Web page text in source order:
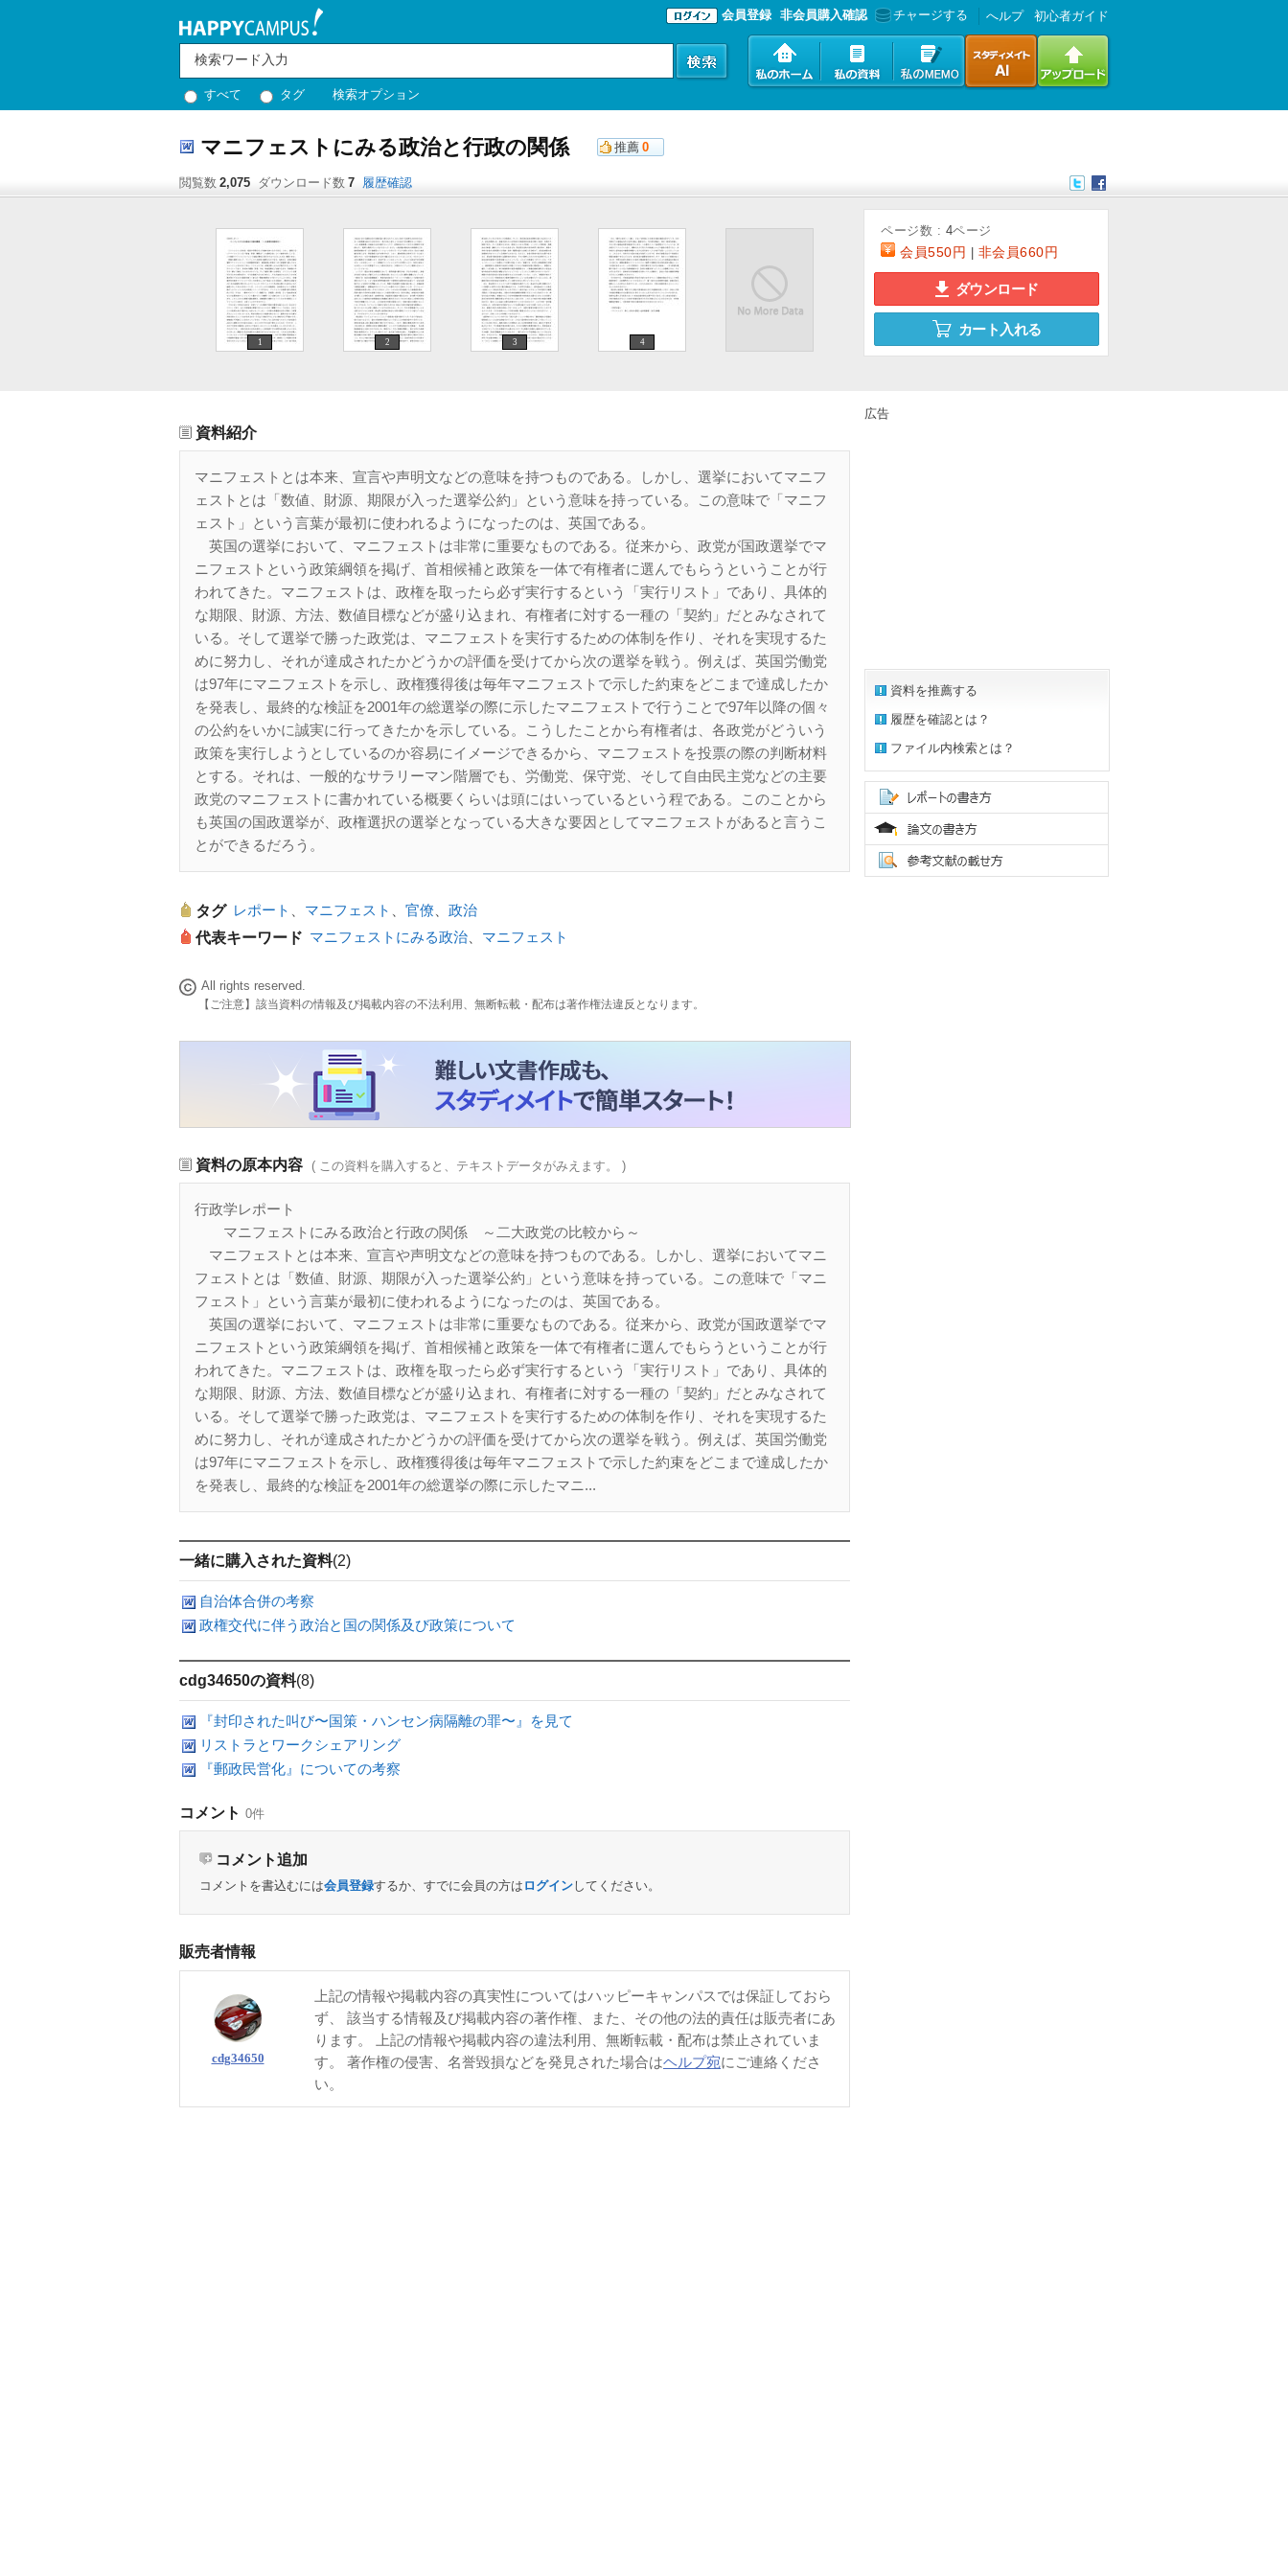
すべて タグ 検索オプション
会員登録 非会員購入確認 チャージする へルプ 初心者ガイド
マニフェストにみる政治と行政の関係 推薦 0
閲覧数 2,075 ダウンロード数 7 履歴確認
1 2 3 4
ページ数 : 4ページ
会員550円 非会員660円
ダウンロード
カート入れる
資料紹介
マニフェストとは本来、宣言や声明文などの意味を持つものである。しかし、選挙においてマニフ
ェストとは「数値、財源、期限が入った選挙公約」という意味を持っている。この意味で「マニフ
ェスト」という言葉が最初に使われるようになったのは、英国である。
英国の選挙において、マニフェストは非常に重要なものである。従来から、政党が国政選挙でマ
ニフェストという政策綱領を掲げ、首相候補と政策を一体で有権者に選んでもらうということが行
われてきた。マニフェストは、政権を取ったら必ず実行するという「実行リスト」であり、具体的
な期限、財源、方法、数値目標などが盛り込まれ、有権者に対する一種の「契約」だとみなされて
いる。そして選挙で勝った政党は、マニフェストを実行するための体制を作り、それを実現するた
めに努力し、それが達成されたかどうかの評価を受けてから次の選挙を戦う。例えば、英国労働党
は97年にマニフェストを示し、政権獲得後は毎年マニフェストで示した約束をどこまで達成したか
を発表し、最終的な検証を2001年の総選挙の際に示したマニフェストで行うことで97年以降の個々
の公約をいかに誠実に行ってきたかを示している。こうしたことから有権者は、各政党がどういう
政策を実行しようとしているのか容易にイメージできるから、マニフェストを投票の際の判断材料
とする。それは、一般的なサラリーマン階層でも、労働党、保守党、そして自由民主党などの主要
政党のマニフェストに書かれている概要くらいは頭にはいっているという程である。このことから
も英国の国政選挙が、政権選択の選挙となっている大きな要因としてマニフェストがあると言うこ
とができるだろう。
タグ レポート マニフェスト 官僚
政治
代表キーワード マニフェストにみる政治 マニフェスト
All rights reserved.
【ご注意】該当資料の情報及び掲載内容の不法利用、無断転載・配布は著作権法違反となります。
資料の原本内容 ( この資料を購入すると、テキストデータがみえます。 )
行政学レポート
マニフェストにみる政治と行政の関係 ～二大政党の比較から～
マニフェストとは本来、宣言や声明文などの意味を持つものである。しかし、選挙においてマニ
フェストとは「数値、財源、期限が入った選挙公約」という意味を持っている。この意味で「マニ
フェスト」という言葉が最初に使われるようになったのは、英国である。
英国の選挙において、マニフェストは非常に重要なものである。従来から、政党が国政選挙でマ
ニフェストという政策綱領を掲げ、首相候補と政策を一体で有権者に選んでもらうということが行
われてきた。マニフェストは、政権を取ったら必ず実行するという「実行リスト」であり、具体的
な期限、財源、方法、数値目標などが盛り込まれ、有権者に対する一種の「契約」だとみなされて
いる。そして選挙で勝った政党は、マニフェストを実行するための体制を作り、それを実現するた
めに努力し、それが達成されたかどうかの評価を受けてから次の選挙を戦う。例えば、英国労働党
は97年にマニフェストを示し、政権獲得後は毎年マニフェストで示した約束をどこまで達成したか
を発表し、最終的な検証を2001年の総選挙の際に示したマニ...
一緒に購入された資料(2)
自治体合併の考察
政権交代に伴う政治と国の関係及び政策について
cdg34650の資料(8)
『封印された叫び〜国策・ハンセン病隔離の罪〜』を見て
リストラとワークシェアリング
『郵政民営化』についての考察
コメント 0件
コメント追加
コメントを書込むには会員登録するか、すでに会員の方は ログインしてください。
販売者情報
cdg34650
上記の情報や掲載内容の真実性についてはハッピーキャンパスでは保証しておら
ず、 該当する情報及び掲載内容の著作権、また、その他の法的責任は販売者にあ
ります。 上記の情報や掲載内容の違法利用、無断転載・配布は禁止されていま
す。 著作権の侵害、名誉毀損などを発見された場合はヘルプ宛にご連絡くださ
い。
広告
資料を推薦する
履歴を確認とは？
ファイル内検索とは？